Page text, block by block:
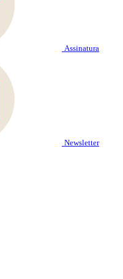
Assinatura
Newsletter